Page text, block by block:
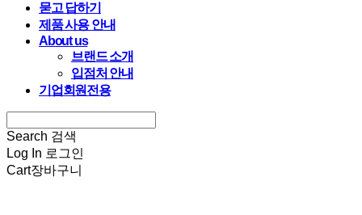
묻고 답하기
제품 사용 안내
About us
브랜드 소개
입점처 안내
기업회원전용
Search 검색
Log In 로그인
Cart장바구니